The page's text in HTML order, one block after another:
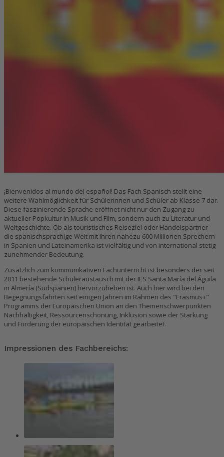
¡Bienvenidos al mundo del español! Das Fach Spanisch stellt eine
weitere Wahlmöglichkeit für Schülerinnen und Schüler ab Klasse 7 dar.
Diese faszinierende Sprache eröffnet nicht nur den Zugang zu
aktueller Popkultur in Musik und Film, sondern auch zu Literatur und
Weltgeschichte. Ob als touristisches Reiseziel oder Handelspartner -
die spanischsprachige Welt mit ihren nahezu 600 Millionen Sprechern
in Spanien und Lateinamerika ist vielfältig und von international stetig
zunehmender Bedeutung.
Zusätzlich zum kommunikativen Fachunterricht ist besonders der seit
2011 bestehende Schüleraustausch mit der IES Santa María del Águila
in Almería (Südspanien) hervorzuheben ist. Auch hier wird bei den
Begegnungsfahrten seit einigen Jahren im Rahmen des "Erasmus+"
Programms der Europäischen Union an den Themenschwerpunkten
Nachhaltigkeit, Ressourcenschonung, Inklusion sowie der Stärkung
und Förderung der europäischen Identität gearbeitet.
Impressionen des Fachbereichs: